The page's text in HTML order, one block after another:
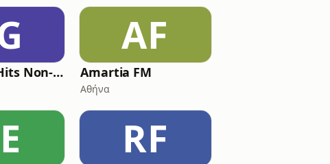
1st Greek Hits Non-Stop Flac Radio
AF
Amartia FM
Αθήνα
RF